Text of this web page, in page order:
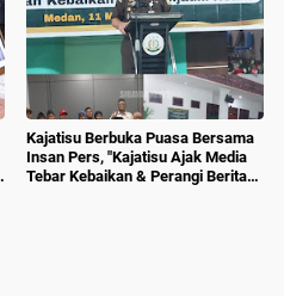
Kajatisu Berbuka Puasa Bersama
Insan Pers, "Kajatisu Ajak Media
Tebar Kebaikan & Perangi Berita